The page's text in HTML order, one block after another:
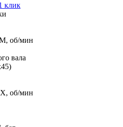
клик
об/мин
вала
об/мин